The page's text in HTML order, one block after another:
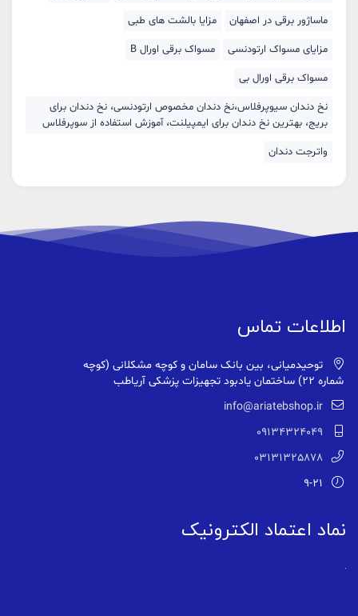
ماساژور برقی در اصفهان
مزایا بالشت های طبی
مزایای مسواک ارتودنسی
مسواک برقی اورال B
مسواک برقی اورال بی
نخ دندان سیوپرفلاس،نخ دندان مخصوص ارتودنسی، نخ دندان برای
بریج، بهترین نخ دندان برای ایمپیلنت، آموزش استفاده از سوپرفلاس
واترجت دندان
اطلاعات تماس
توحیدمیانی، بین بانک سامان و کوچه مشکلانی (کوچه
شماره ۲۲) ساختمان یادبود تجهیزات پزشکی آریاطب
info@ariatebshop.ir
09134324049
03131325878
9-21
نماد اعتماد الکترونیک